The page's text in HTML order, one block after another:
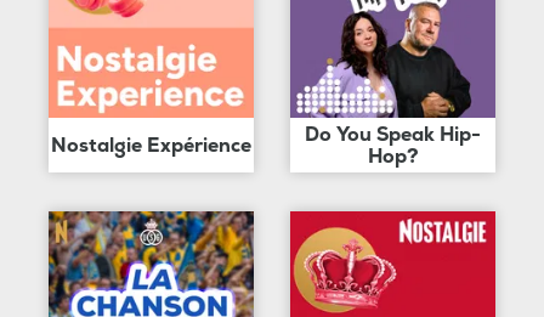
Nostalgie Expérience
Do You Speak Hip-
Hop?